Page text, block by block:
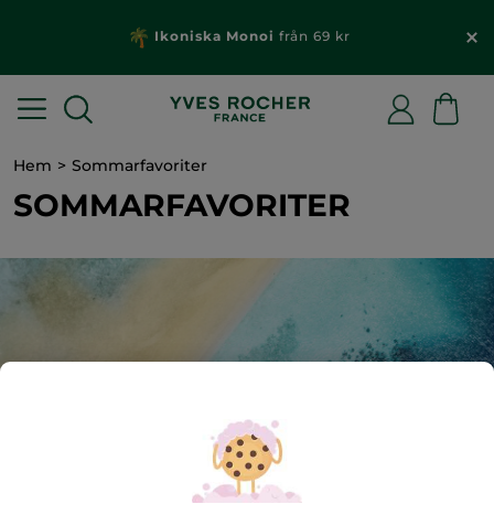
Ikoniska Monoi från 69 kr
Hem Sommarfavoriter
SOMMARFAVORITER
Hudvård 🍃 Hållbar skönhet